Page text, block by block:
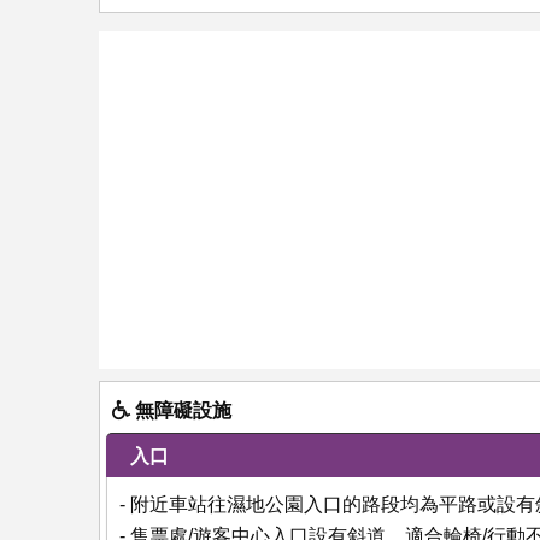
無障礙設施
入口
- 附近車站往濕地公園入口的路段均為平路或設有
- 售票處/遊客中心入口設有斜道，適合輪椅/行動